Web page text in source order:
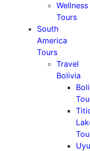
Wellness
Tours
South
America
Tours
Travel
Bolivia